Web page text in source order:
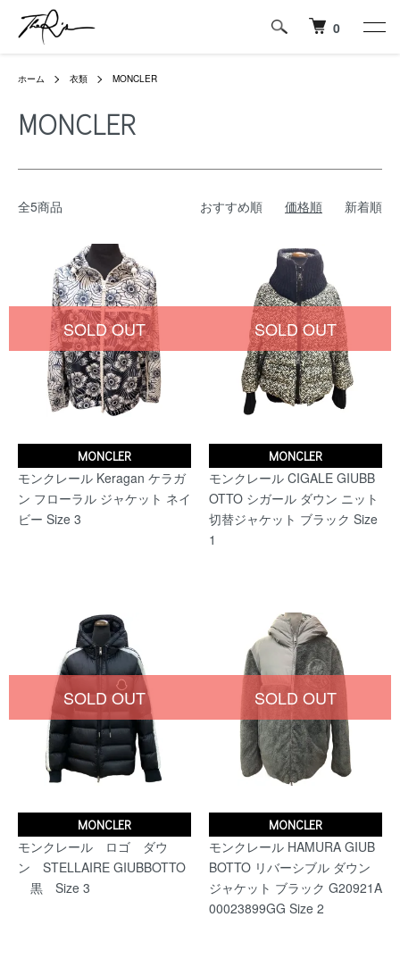
0
ホーム 衣類 MONCLER
MONCLER
全5商品 おすすめ順 価格順 新着順
MONCLER
モンクレール Keragan ケラガ
ン フローラル ジャケット ネイ
ビー Size 3
SOLD OUT
MONCLER
モンクレール CIGALE GIUBB
OTTO シガール ダウン ニット
切替ジャケット ブラック Size
1
SOLD OUT
MONCLER
モンクレール ロゴ ダウ
ン STELLAIRE GIUBBOTTO
黒 Size 3
SOLD OUT
MONCLER
モンクレール HAMURA GIUB
BOTTO リバーシブル ダウン
ジャケット ブラック G20921A
00023899GG Size 2
SOLD OUT